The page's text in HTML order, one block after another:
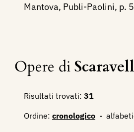
Mantova, Publi-Paolini, p.
Opere di
Risultati trovati: 31
Ordine: cronologico -